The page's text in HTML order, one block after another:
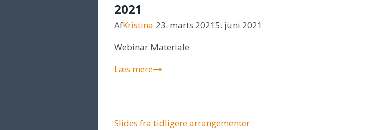
2021
AfKristina 23. marts 20215. juni 2021
Webinar Materiale
Læs mereAutisme
specialpædagogisk
Slides fra tidligere arrangementer